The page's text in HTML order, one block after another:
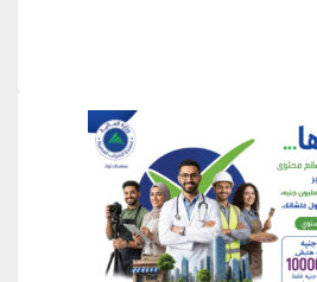
منطقة إعلانية